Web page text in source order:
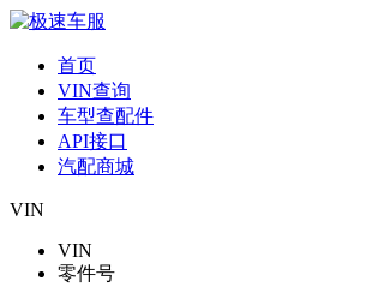
首页
VIN查询
车型查配件
API接口
汽配商城
VIN
VIN
零件号